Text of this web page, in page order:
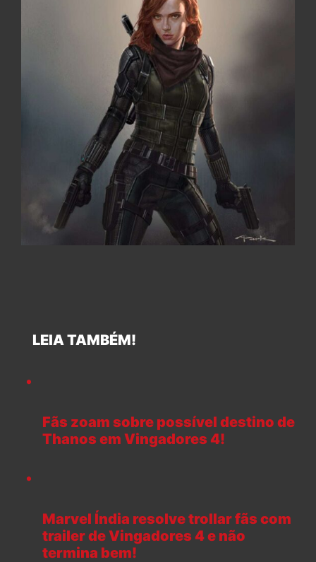
LEIA TAMBÉM!
Fãs zoam sobre possível destino de
Thanos em Vingadores 4!
Marvel Índia resolve trollar fãs com
trailer de Vingadores 4 e não
termina bem!